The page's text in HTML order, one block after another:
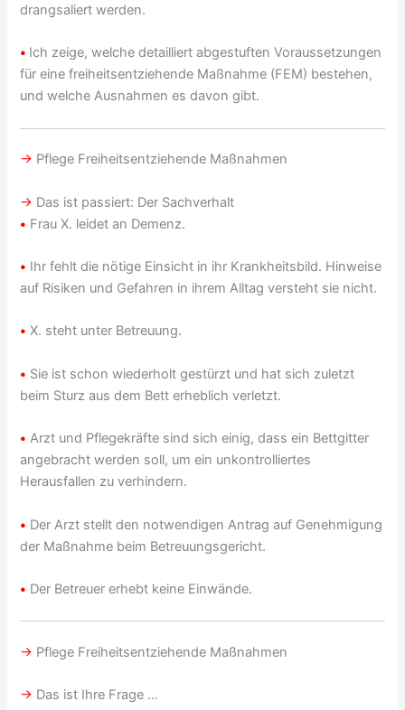
drangsaliert werden.
• Ich zeige, welche detailliert abgestuften Voraussetzungen
für eine freiheitsentziehende Maßnahme (FEM) bestehen,
und welche Ausnahmen es davon gibt.
→ Pflege Freiheitsentziehende Maßnahmen
→ Das ist passiert: Der Sachverhalt
• Frau X. leidet an Demenz.
• Ihr fehlt die nötige Einsicht in ihr Krankheitsbild. Hinweise
auf Risiken und Gefahren in ihrem Alltag versteht sie nicht.
• X. steht unter Betreuung.
• Sie ist schon wiederholt gestürzt und hat sich zuletzt
beim Sturz aus dem Bett erheblich verletzt.
• Arzt und Pflegekräfte sind sich einig, dass ein Bettgitter
angebracht werden soll, um ein unkontrolliertes
Herausfallen zu verhindern.
• Der Arzt stellt den notwendigen Antrag auf Genehmigung
der Maßnahme beim Betreuungsgericht.
• Der Betreuer erhebt keine Einwände.
→ Pflege Freiheitsentziehende Maßnahmen
→ Das ist Ihre Frage …